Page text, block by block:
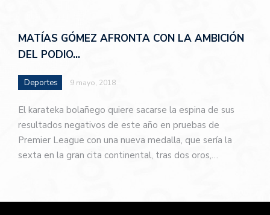
MATÍAS GÓMEZ AFRONTA CON LA AMBICIÓN
DEL PODIO…
Deportes 9 mayo, 2018
El karateka bolañego quiere sacarse la espina de sus
resultados negativos de este año en pruebas de
Premier League con una nueva medalla, que sería la
sexta en la gran cita continental, tras dos oros,…